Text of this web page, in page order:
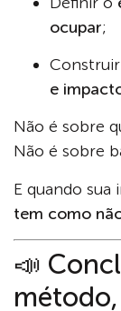
ocupar;
e
Não é sobre
Não é sobre
E quando sua
tem como
📣